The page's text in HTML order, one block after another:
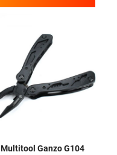
Multitool Ganzo G104